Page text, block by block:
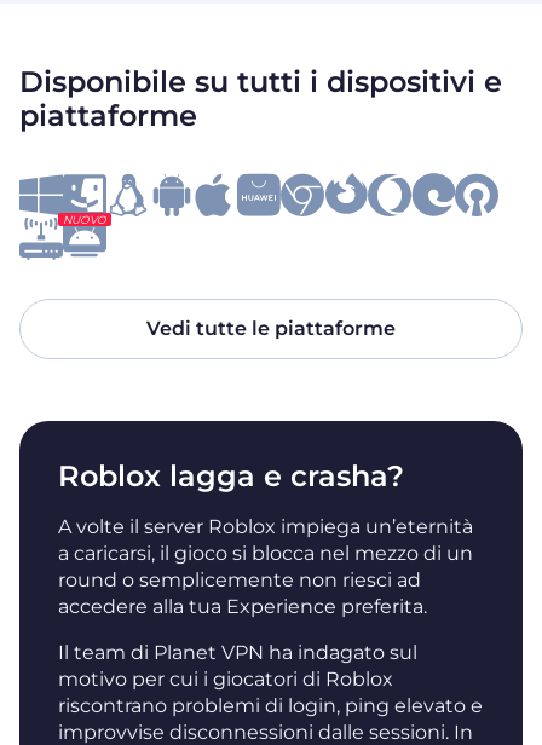
Disponibile su tutti i dispositivi e
piattaforme
NUOVO
Vedi tutte le piattaforme
Roblox lagga e crasha?
A volte il server Roblox impiega un’eternità
a caricarsi, il gioco si blocca nel mezzo di un
round o semplicemente non riesci ad
accedere alla tua Experience preferita.
Il team di Planet VPN ha indagato sul
motivo per cui i giocatori di Roblox
riscontrano problemi di login, ping elevato e
improvvise disconnessioni dalle sessioni. In